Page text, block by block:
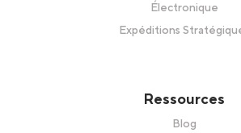
Électronique
Expéditions
Ressources
Blog